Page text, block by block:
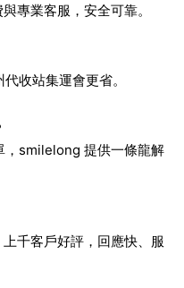
專業客服，安全可靠。
收站集運會更省。
，smilelong 提供一條龍解
千客戶好評，回應快、服